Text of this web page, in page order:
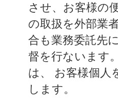
させ、お客様の
の取扱を外部業
合も業務委託先
督を行ないます
は、 お客様個人
します。